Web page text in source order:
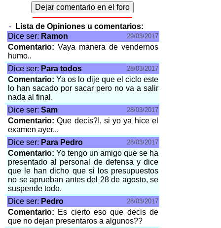
-
Lista de Opiniones u comentarios:
Dice ser: Ramon 29/03/2017
Comentario: Vaya manera de vendernos
humo..
Dice ser: Para todos 28/03/2017
Comentario:Ya os lo dije que el ciclo este
lo han sacado por sacar pero no va a salir
nada al final.
Dice ser: Sam 28/03/2017
Comentario:Que decis?!, si yo ya hice el
examen ayer...
Dice ser: Para Pedro 28/03/2017
Comentario: Yo tengo un amigo que se ha
presentado al personal de defensa y dice
que le han dicho que si los presupuestos
no se aprueban antes del 28 de agosto, se
suspende todo.
Dice ser: Pedro 28/03/2017
Comentario: Es cierto eso que decis de
que no dejan presentaros a algunos??